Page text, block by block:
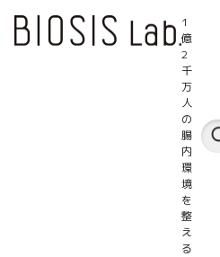
1
億
2
千
万
人
の
腸
内
環
境
を
整
え
る
B細胞
Faecalibacterium prausnitzii